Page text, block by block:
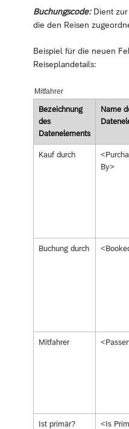
Buchungscode:Dient zur
die den Reisen
Beispiel für die neuen
Reiseplandetails:
Mitfahrer
Bezeichnung
des
Datenelements
Name
Kauf durch
By>
Buchung durch
Mitfahrer
Ist primär? <Is